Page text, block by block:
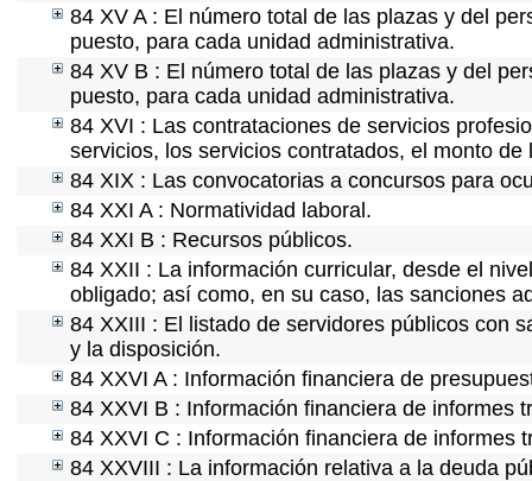
84 XV A : El número total de las plazas y del
puesto, para cada unidad administrativa.
84 XV B : El número total de las plazas y del
puesto, para cada unidad administrativa.
84 XVI : Las contrataciones de servicios
servicios, los servicios contratados, el monto
84 XIX : Las convocatorias a concursos para
84 XXI A : Normatividad laboral.
84 XXI B : Recursos públicos.
84 XXII : La información curricular, desde el
obligado; así como, en su caso, las sanciones
84 XXIII : El listado de servidores públicos con
y la disposición.
84 XXVI A : Información financiera de
84 XXVI B : Información financiera de informes
84 XXVI C : Información financiera de informes
84 XXVIII : La información relativa a la deuda